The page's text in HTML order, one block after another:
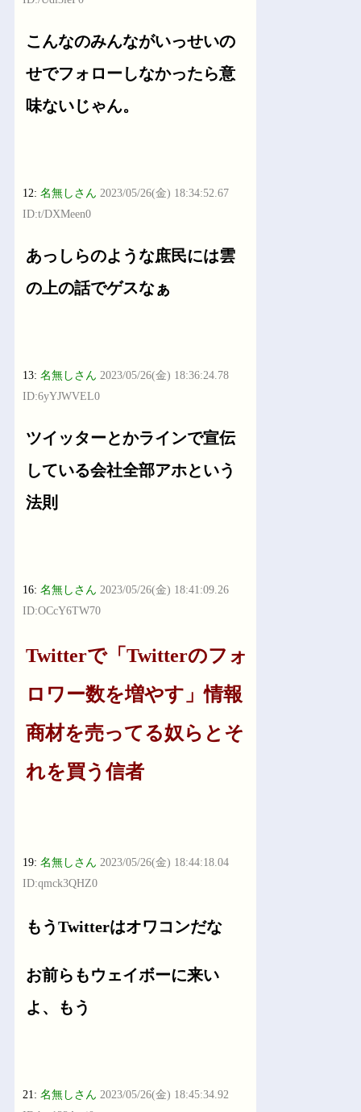
こんなのみんながいっせいの
せでフォローしなかったら意
味ないじゃん。
12:名無しさん 2023/05/26(金) 18:34:52.67
ID:t/DXMeen0
あっしらのような庶民には雲
の上の話でゲスなぁ
13:名無しさん 2023/05/26(金) 18:36:24.78
ID:6yYJWVEL0
ツイッターとかラインで宣伝
している会社全部アホという
法則
16:名無しさん 2023/05/26(金) 18:41:09.26
ID:OCcY6TW70
Twitterで「Twitterのフォ
ロワー数を増やす」情報
商材を売ってる奴らとそ
れを買う信者
19:名無しさん 2023/05/26(金) 18:44:18.04
ID:qmck3QHZ0
もうTwitterはオワコンだな
お前らもウェイボーに来い
よ、もう
21:名無しさん 2023/05/26(金) 18:45:34.92